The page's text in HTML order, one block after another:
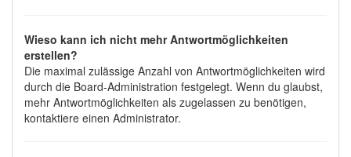
Wieso kann ich nicht mehr Antwortmöglichkeiten
erstellen?
Die maximal zulässige Anzahl von Antwortmöglichkeiten wird
durch die Board-Administration festgelegt. Wenn du glaubst,
mehr Antwortmöglichkeiten als zugelassen zu benötigen,
kontaktiere einen Administrator.